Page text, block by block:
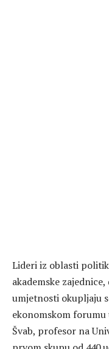
Lideri iz oblasti
akademske
umjetnosti okupljaju
ekonomskom forumu
Švab, profesor na